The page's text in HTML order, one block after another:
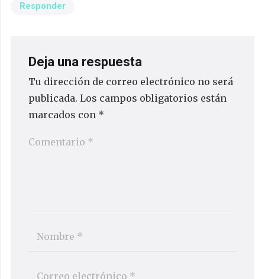
Responder
Deja una respuesta
Tu dirección de correo electrónico no será
publicada. Los campos obligatorios están
marcados con *